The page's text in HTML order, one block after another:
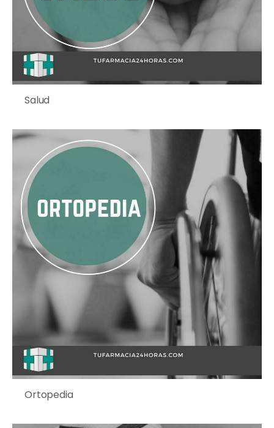
Salud
Ortopedia